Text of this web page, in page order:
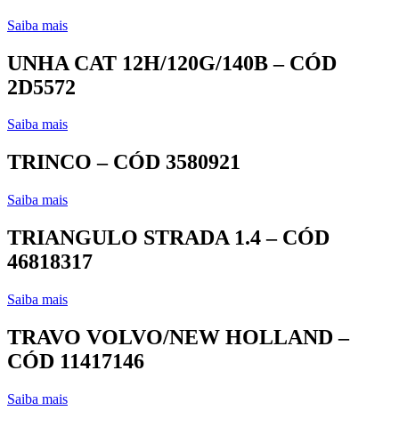
Saiba mais
UNHA CAT 12H/120G/140B – CÓD
2D5572
Saiba mais
TRINCO – CÓD 3580921
Saiba mais
TRIANGULO STRADA 1.4 – CÓD
46818317
Saiba mais
TRAVO VOLVO/NEW HOLLAND –
CÓD 11417146
Saiba mais